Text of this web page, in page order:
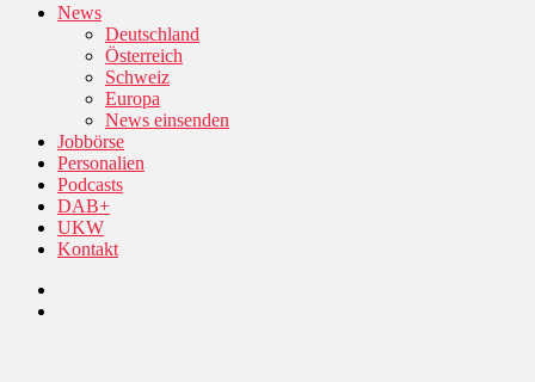
News
Deutschland
Österreich
Schweiz
Europa
News einsenden
Jobbörse
Personalien
Podcasts
DAB+
UKW
Kontakt